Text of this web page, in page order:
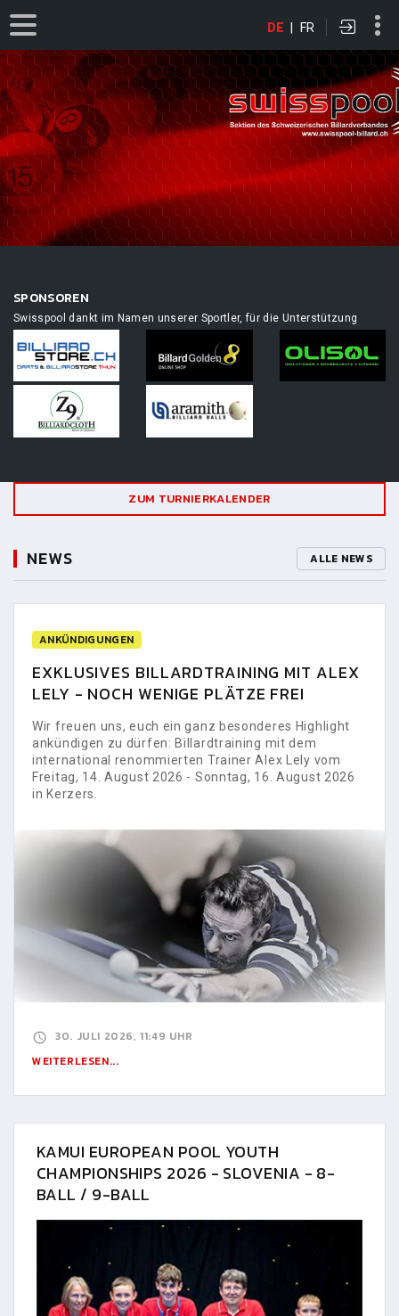
DE | FR
SPONSOREN
Swisspool dankt im Namen unserer Sportler, für die Unterstützung
ZUM TURNIERKALENDER
NEWS ALLE NEWS
ANKÜNDIGUNGEN
EXKLUSIVES BILLARDTRAINING MIT ALEX
LELY - NOCH WENIGE PLÄTZE FREI
Wir freuen uns, euch ein ganz besonderes Highlight
ankündigen zu dürfen: Billardtraining mit dem
international renommierten Trainer Alex Lely vom
Freitag, 14. August 2026 - Sonntag, 16. August 2026
in Kerzers.
30. JULI 2026, 11:49 UHR
WEITERLESEN...
KAMUI EUROPEAN POOL YOUTH
CHAMPIONSHIPS 2026 - SLOVENIA - 8-
BALL / 9-BALL